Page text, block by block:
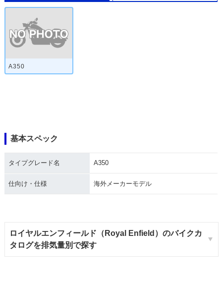
A350
基本スペック
タイプグレード名 A350
仕向け・仕様 海外メーカーモデル
ロイヤルエンフィールド（Royal Enfield）のバイクカ
タログを排気量別で探す